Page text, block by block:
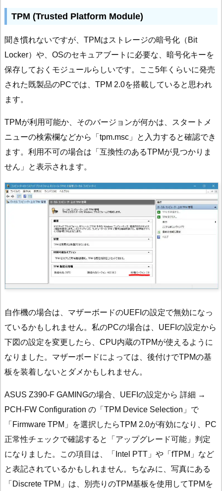
TPM (Trusted Platform Module)
聞き慣れないですが、TPMはストレージの暗号化（Bit
Locker）や、OSのセキュアブートに必要な、暗号化キーを
保存しておくモジュールらしいです。ここ5年くらいに発売
された既製品のPCでは、TPM 2.0を搭載していると思われ
ます。
TPMが利用可能か、そのバージョンが何かは、スタートメ
ニューの検索欄などから「tpm.msc」と入力すると確認でき
ます。利用不可の場合は「互換性のあるTPMが見つかりま
せん」と表示されます。
自作機の場合は、マザーボードのUEFIの設定で無効になっ
ているかもしれません。私のPCの場合は、UEFIの設定から
下図の設定を変更したら、CPU内蔵のTPMが使えるように
なりました。マザーボードによっては、後付けでTPMの基
板を装着しないとダメかもしれません。
ASUS Z390-F GAMINGの場合、UEFIの設定から 詳細 →
PCH-FW Configuration の「TPM Device Selection」で
「Firmware TPM」を選択したらTPM 2.0が有効になり、PC
正常性チェックで確認すると「アップグレード可能」判定
になりました。この項目は、「Intel PTT」や「fTPM」など
と表記されているかもしれません。ちなみに、写真にある
「Discrete TPM」は、別売りのTPM基板を使用してTPMを